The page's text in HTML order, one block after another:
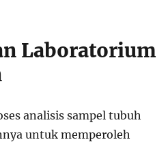
Laboratorium
analisis sampel tubuh
untuk memperoleh